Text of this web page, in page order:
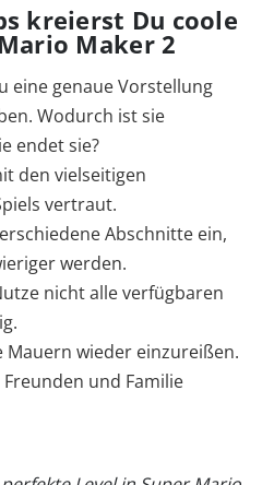
kreierst Du coole
Maker 2
eine genaue Vorstellung
Wodurch ist sie
endet sie?
den vielseitigen
vertraut.
Abschnitte ein,
werden.
nicht alle verfügbaren
Mauern wieder einzureißen.
Freunden und Familie